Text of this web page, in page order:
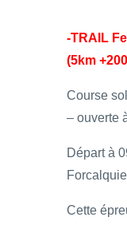
-TRAIL
(5km
Course
– ouverte
Départ à
Cette